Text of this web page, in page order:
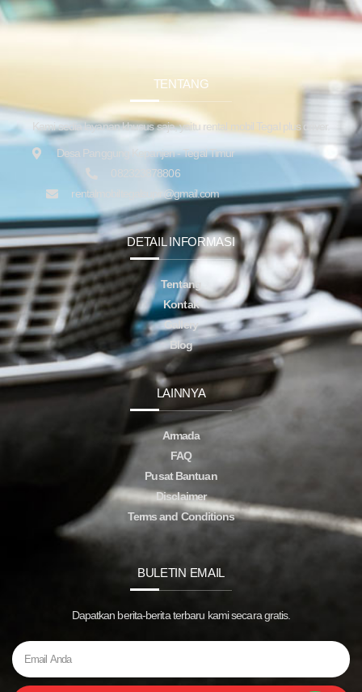
TENTANG
Kami sedia layanan khusus saja, yaitu rental mobil Tegal plus driver.
Desa Panggung Kepanjen - Tegal Timur
082323878806
rentalmobiltegalsupir@gmail.com
DETAIL INFORMASI
Tentang
Kontak
Gallery
Blog
LAINNYA
Armada
FAQ
Pusat Bantuan
Disclaimer
Terms and Conditions
BULETIN EMAIL
Dapatkan berita-berita terbaru kami secara gratis.